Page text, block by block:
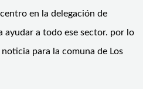
en la delegación de
ayudar a todo ese sector. por lo
para la comuna de Los